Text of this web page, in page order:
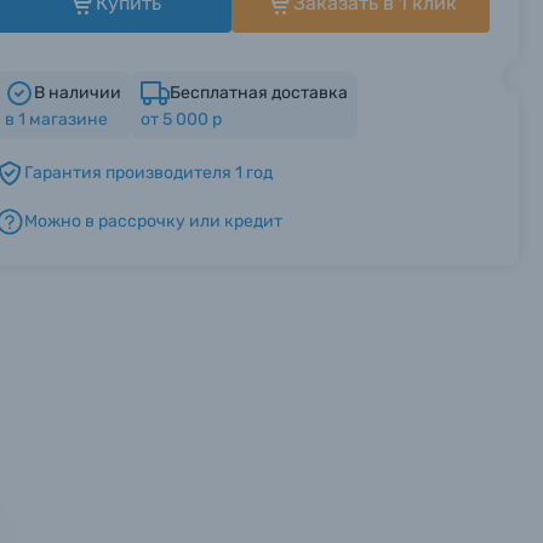
В наличии
в 1 магазине
Бесплатная доставка
от 5 000 р
Гарантия производителя 1 год
Можно в рассрочку или кредит